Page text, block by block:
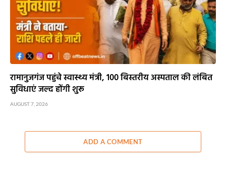
रामानुजगंज पहुंचे स्वास्थ्य मंत्री, 100 बिस्तरीय अस्पताल की लंबित
सुविधाएं जल्द होंगी शुरू
AUGUST 7, 2026
ADD A COMMENT